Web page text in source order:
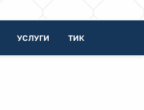
УСЛУГИ ТИК